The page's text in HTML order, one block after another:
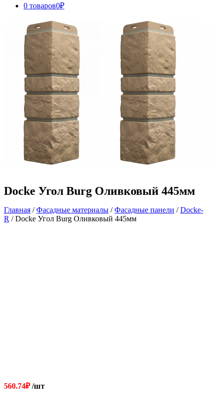
0 товаров0₽
Docke Угол Burg Оливковый 445мм
Главная /Фасадные материалы /Фасадные панели /Docke-
R / Docke Угол Burg Оливковый 445мм
560.74₽/шт